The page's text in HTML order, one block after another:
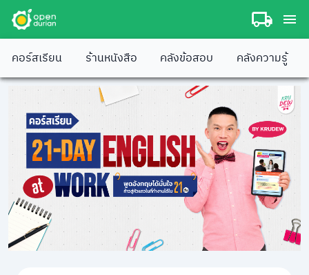
คอร์สเรียน ร้านหนังสือ คลังข้อสอบ คลังความรู้